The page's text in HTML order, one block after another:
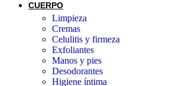
CUERPO
Limpieza
Cremas
Celulitis y firmeza
Exfoliantes
Manos y pies
Desodorantes
Higiene íntima